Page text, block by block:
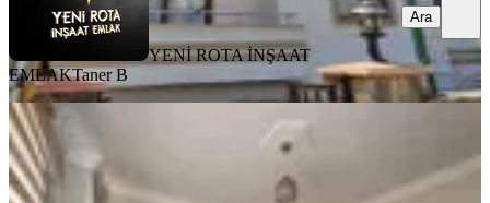
YENİ ROTA İNŞAAT
EMLAKTaner B
Ara
YENİ
Hurda Cafe Civarı Kiralık 2+0 Daire
Onikişubat, Vadi Mahallesi